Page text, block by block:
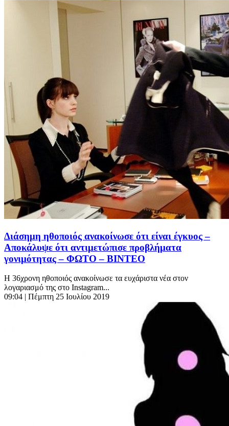
Διάσημη ηθοποιός ανακοίνωσε ότι είναι έγκυος –
Αποκάλυψε ότι αντιμετώπισε προβλήματα
γονιμότητας – ΦΩΤΟ – ΒΙΝΤΕΟ
Η 36χρονη ηθοποιός ανακοίνωσε τα ευχάριστα νέα στον
λογαριασμό της στο Instagram...
09:04 | Πέμπτη 25 Ιουλίου 2019